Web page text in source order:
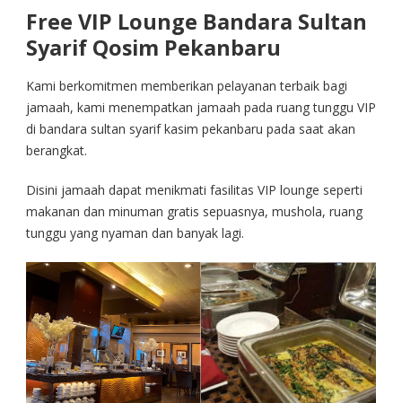
Free VIP Lounge Bandara Sultan
Syarif Qosim Pekanbaru
Kami berkomitmen memberikan pelayanan terbaik bagi
jamaah, kami menempatkan jamaah pada ruang tunggu VIP
di bandara sultan syarif kasim pekanbaru pada saat akan
berangkat.
Disini jamaah dapat menikmati fasilitas VIP lounge seperti
makanan dan minuman gratis sepuasnya, mushola, ruang
tunggu yang nyaman dan banyak lagi.